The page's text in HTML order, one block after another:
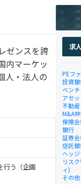
ゼンスを誇
内マーケッ
人・法人の
行う（企画
求
PEフ
投資
ベン
アセ
不動
M&A
保険
銀行
証券会
信託
ヘッ
リス
ィ)
その他